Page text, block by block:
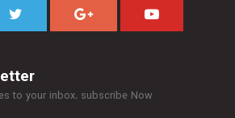
to your inbox. subscribe Now